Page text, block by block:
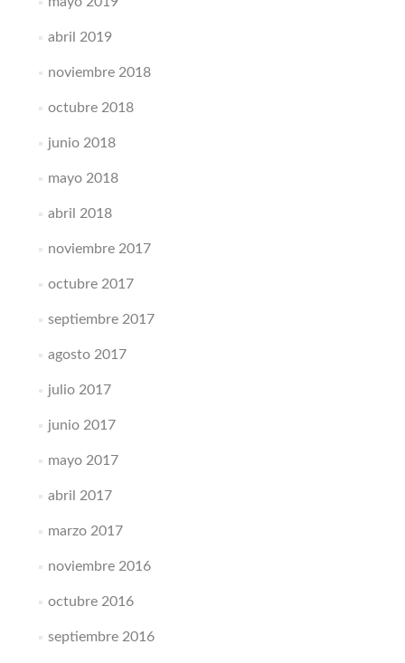
abril 2019
noviembre 2018
octubre 2018
junio 2018
mayo 2018
abril 2018
noviembre 2017
octubre 2017
septiembre 2017
agosto 2017
julio 2017
junio 2017
mayo 2017
abril 2017
marzo 2017
noviembre 2016
octubre 2016
septiembre 2016